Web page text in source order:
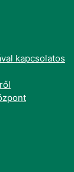
kapcsolatos